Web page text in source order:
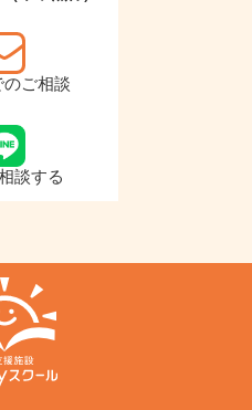
のご相談
談する